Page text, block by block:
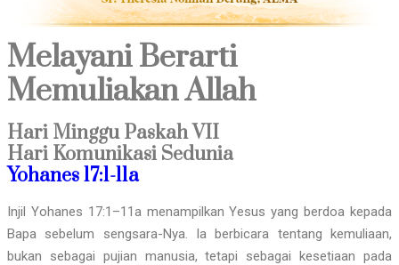
Melayani Berarti
Memuliakan Allah
Hari Minggu Paskah VII
Hari Komunikasi Sedunia
Yohanes 17:1-11a
Injil Yohanes 17:1–11a menampilkan Yesus yang berdoa kepada
Bapa sebelum sengsara-Nya. Ia berbicara tentang kemuliaan,
bukan sebagai pujian manusia, tetapi sebagai kesetiaan pada